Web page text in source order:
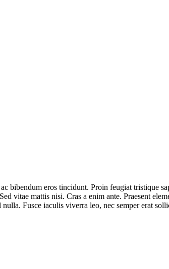
bibendum eros tincidunt. Proin feugiat tristique
vitae mattis nisi. Cras a enim ante. Praesent
Fusce iaculis viverra leo, nec semper erat